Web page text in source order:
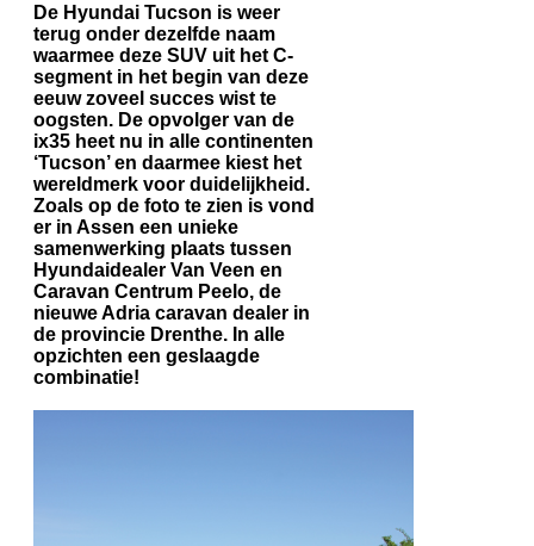
De Hyundai Tucson is weer
terug onder dezelfde naam
waarmee deze SUV uit het C-
segment in het begin van deze
eeuw zoveel succes wist te
oogsten. De opvolger van de
ix35 heet nu in alle continenten
‘Tucson’ en daarmee kiest het
wereldmerk voor duidelijkheid.
Zoals op de foto te zien is vond
er in Assen een unieke
samenwerking plaats tussen
Hyundaidealer Van Veen en
Caravan Centrum Peelo, de
nieuwe Adria caravan dealer in
de provincie Drenthe. In alle
opzichten een geslaagde
combinatie!